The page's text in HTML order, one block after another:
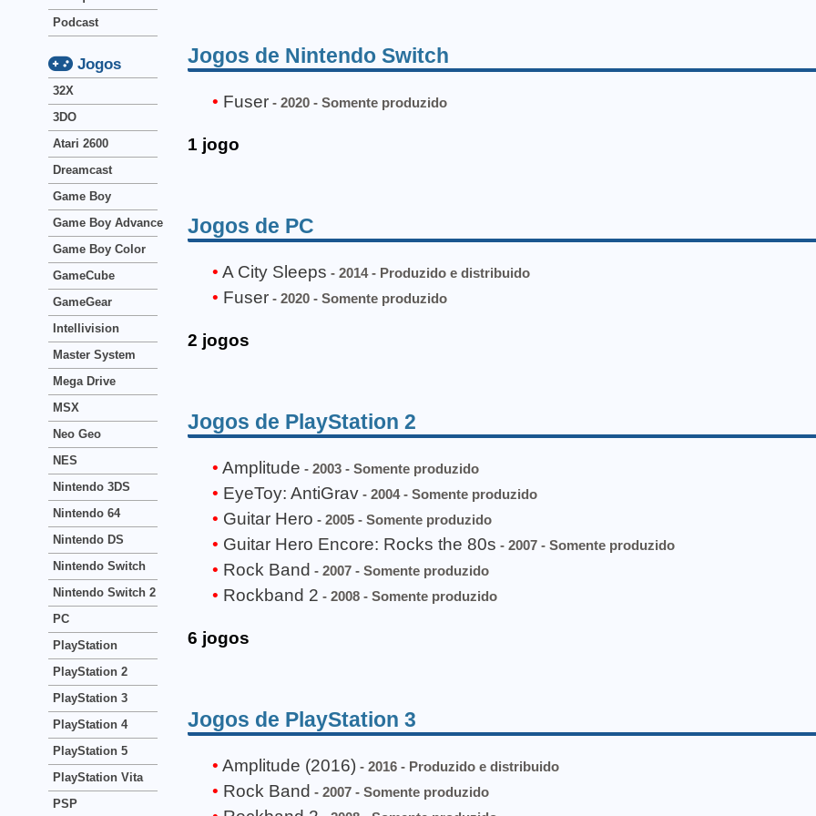
Jogos de Nintendo Switch
Fuser- 2020 - Somente produzido
1 jogo
Jogos de PC
A City Sleeps - 2014 - Produzido e distribuido
Fuser- 2020 - Somente produzido
2 jogos
Jogos de PlayStation 2
Amplitude - 2003 - Somente produzido
EyeToy: AntiGrav- 2004 - Somente produzido
Guitar Hero - 2005 - Somente produzido
Guitar Hero Encore: Rocks the 80s - 2007 - Somente produzido
Rock Band - 2007 - Somente produzido
Rockband 2 - 2008 - Somente produzido
6 jogos
Jogos de PlayStation 3
Amplitude (2016) - 2016 - Produzido e distribuido
Rock Band - 2007 - Somente produzido
Podcast
Jogos
32X
3DO
Atari 2600
Dreamcast
Game Boy
Game Boy Advance
Game Boy Color
GameCube
GameGear
Intellivision
Master System
Mega Drive
MSX
Neo Geo
NES
Nintendo 3DS
Nintendo 64
Nintendo DS
Nintendo Switch
Nintendo Switch 2
PC
PlayStation
PlayStation 2
PlayStation 3
PlayStation 4
PlayStation 5
PlayStation Vita
PSP